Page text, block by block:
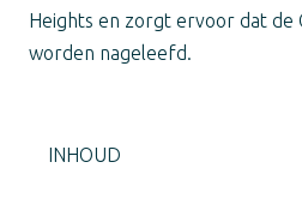
Heights en zorgt ervoor dat de
worden nageleefd.
INHOUD